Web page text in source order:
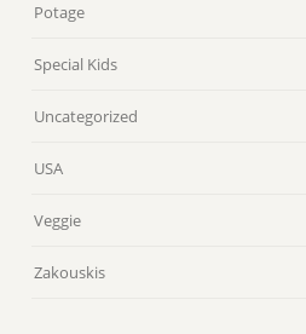
Potage
Special Kids
Uncategorized
USA
Veggie
Zakouskis